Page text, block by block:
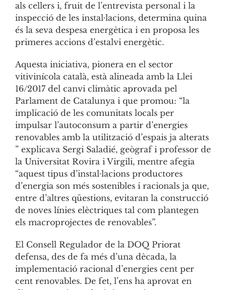
als cellers i, fruit de l’entrevista personal i la
inspecció de les instal·lacions, determina quina
és la seva despesa energètica i en proposa les
primeres accions d’estalvi energètic.
Aquesta iniciativa, pionera en el sector
vitivinícola català, està alineada amb la Llei
16/2017 del canvi climàtic aprovada pel
Parlament de Catalunya i que promou: “la
implicació de les comunitats locals per
impulsar l’autoconsum a partir d’energies
renovables amb la utilització d’espais ja alterats
” explicava Sergi Saladié, geògraf i professor de
la Universitat Rovira i Virgili, mentre afegia
“aquest tipus d’instal·lacions productores
d’energia son més sostenibles i racionals ja que,
entre d’altres qüestions, evitaran la construcció
de noves línies elèctriques tal com plantegen
els macroprojectes de renovables”.
El Consell Regulador de la DOQ Priorat
defensa, des de fa més d’una dècada, la
implementació racional d’energies cent per
cent renovables. De fet, l’ens ha aprovat en